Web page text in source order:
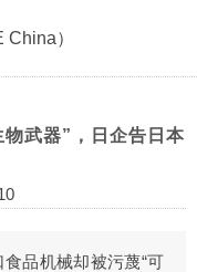
）
武器”，日企告日本
品机械却被污蔑“可